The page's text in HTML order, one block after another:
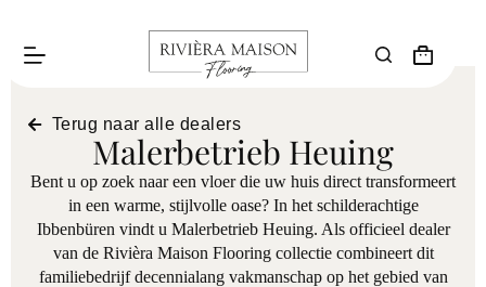
Terug naar alle dealers
Malerbetrieb Heuing
Bent u op zoek naar een vloer die uw huis direct transformeert
in een warme, stijlvolle oase? In het schilderachtige
Ibbenbüren vindt u Malerbetrieb Heuing. Als officieel dealer
van de Rivièra Maison Flooring collectie combineert dit
familiebedrijf decennialang vakmanschap op het gebied van